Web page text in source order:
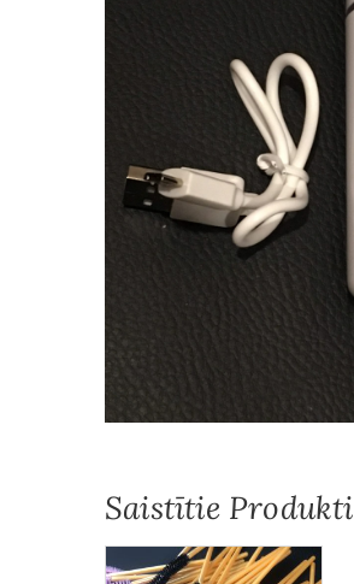
Saistītie Produkti